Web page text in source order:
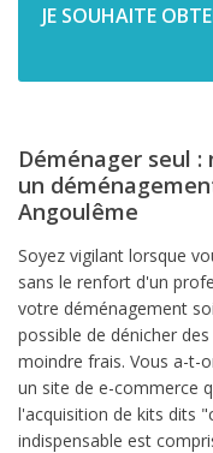
JE SOUHAITE
Déménager seul
un
Angoulême
Soyez vigilant lorsque
sans le renfort d'un
votre déménagement
possible de dénicher des
moindre frais. Vous a-t-
un site de e-commerce
l'acquisition de kits dits
indispensable est